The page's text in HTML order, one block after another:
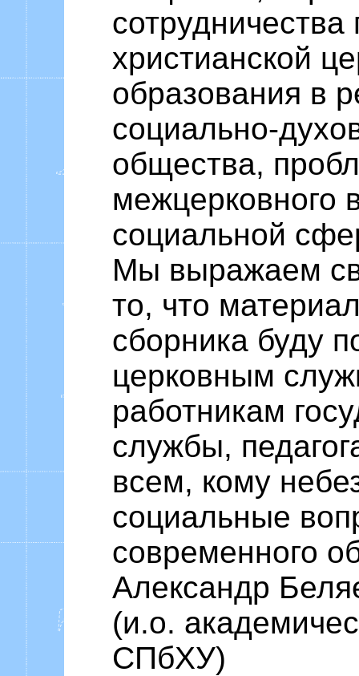
сотрудничества
христианской
образования в
социально-
общества,
межцерковного
социальной
Мы выражаем
то, что
сборника буду
церковным
работникам
службы,
всем, кому
социальные
современного
Александр
(и.о.
СПбХУ)